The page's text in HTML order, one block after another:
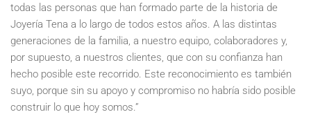
todas las personas que han formado parte de la historia de
Joyería Tena a lo largo de todos estos años. A las distintas
generaciones de la familia, a nuestro equipo, colaboradores y,
por supuesto, a nuestros clientes, que con su confianza han
hecho posible este recorrido. Este reconocimiento es también
suyo, porque sin su apoyo y compromiso no habría sido posible
construir lo que hoy somos.”